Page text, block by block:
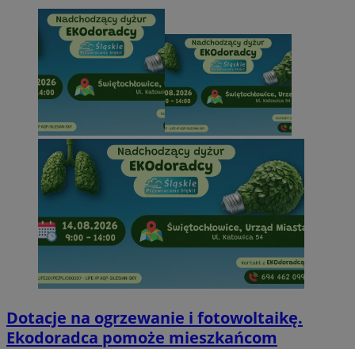
Dotacje na ogrzewanie i fotowoltaikę.
Ekodoradca pomoże mieszkańcom